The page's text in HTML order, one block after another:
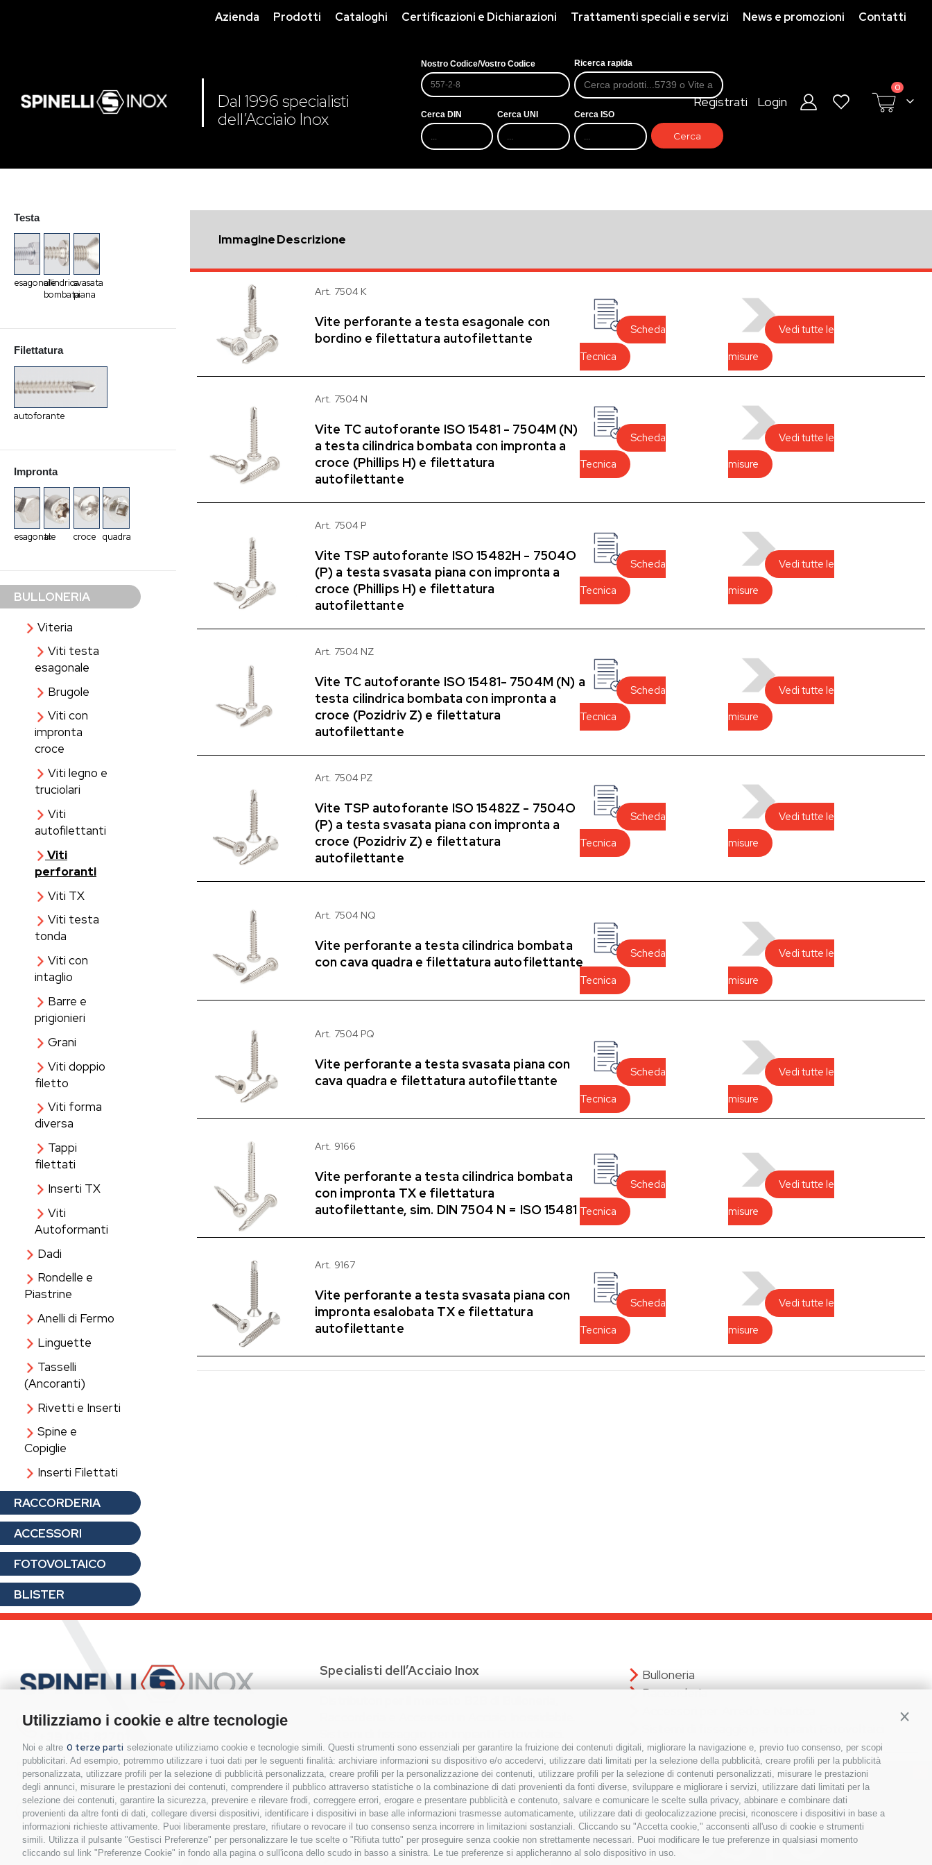
Utilizziamo i cookie e altre tecnologie
Noi e altre 0 terze parti selezionate utilizziamo cookie e tecnologie simili. Questi strumenti sono essenziali per garantire la fruizione dei contenuti digitali, migliorare la navigazione e, previo tuo consenso, per scopi
pubblicitari. Ad esempio, potremmo utilizzare i tuoi dati per le seguenti finalità: archiviare informazioni su dispositivo e/o accedervi, utilizzare dati limitati per la selezione della pubblicità, creare profili per la pubblicità
personalizzata, utilizzare profili per la selezione di pubblicità personalizzata, creare profili per la personalizzazione dei contenuti, utilizzare profili per la selezione di contenuti personalizzati, misurare le prestazioni
degli annunci, misurare le prestazioni dei contenuti, comprendere il pubblico attraverso statistiche o la combinazione di dati provenienti da fonti diverse, sviluppare e migliorare i servizi, utilizzare dati limitati per la
selezione dei contenuti, garantire la sicurezza, prevenire e rilevare frodi, correggere errori, erogare e presentare pubblicità e contenuto, salvare e comunicare le scelte sulla privacy, abbinare e combinare dati
provenienti da altre fonti di dati, collegare diversi dispositivi, identificare i dispositivi in base alle informazioni trasmesse automaticamente, utilizzare dati di geolocalizzazione precisi, riconoscere i dispositivi in base a
informazioni richieste attivamente. Puoi liberamente prestare, rifiutare o revocare il tuo consenso senza incorrere in limitazioni sostanziali. Cliccando su "Accetta cookie," acconsenti all'uso di cookie e strumenti
simili. Utilizza il pulsante "Gestisci Preferenze" per personalizzare le tue scelte o "Rifiuta tutto" per proseguire senza cookie non strettamente necessari. Puoi modificare le tue preferenze in qualsiasi momento
cliccando sul link "Preferenze Cookie" in fondo alla pagina o sull'icona dello scudo in basso a sinistra. Le tue preferenze si applicheranno al solo dispositivo in uso.
Azienda Prodotti Cataloghi Certificazioni e Dichiarazioni Trattamenti speciali e servizi News e promozioni Contatti
Dal 1996 specialisti
dell’Acciaio Inox
Nostro Codice/Vostro Codice Ricerca rapida
Cerca DIN Cerca UNI Cerca ISO
Registrati Login Cart
0prodotti
ImmagineDescrizione
Art. 7504 K
Vite perforante a testa esagonale con
bordino e filettatura autofilettante
Scheda
Tecnica
Vedi tutte le
misure
Art. 7504 N
Vite TC autoforante ISO 15481 - 7504M (N)
a testa cilindrica bombata con impronta a
croce (Phillips H) e filettatura
autofilettante
Scheda
Tecnica
Vedi tutte le
misure
Art. 7504 P
Vite TSP autoforante ISO 15482H - 7504O
(P) a testa svasata piana con impronta a
croce (Phillips H) e filettatura
autofilettante
Scheda
Tecnica
Vedi tutte le
misure
Art. 7504 NZ
Vite TC autoforante ISO 15481- 7504M (N) a
testa cilindrica bombata con impronta a
croce (Pozidriv Z) e filettatura
autofilettante
Scheda
Tecnica
Vedi tutte le
misure
Art. 7504 PZ
Vite TSP autoforante ISO 15482Z - 7504O
(P) a testa svasata piana con impronta a
croce (Pozidriv Z) e filettatura
autofilettante
Scheda
Tecnica
Vedi tutte le
misure
Art. 7504 NQ
Vite perforante a testa cilindrica bombata
con cava quadra e filettatura autofilettante
Scheda
Tecnica
Vedi tutte le
misure
Art. 7504 PQ
Vite perforante a testa svasata piana con
cava quadra e filettatura autofilettante
Scheda
Tecnica
Vedi tutte le
misure
Art. 9166
Vite perforante a testa cilindrica bombata
con impronta TX e filettatura
autofilettante, sim. DIN 7504 N = ISO 15481
Scheda
Tecnica
Vedi tutte le
misure
Art. 9167
Vite perforante a testa svasata piana con
impronta esalobata TX e filettatura
autofilettante
Scheda
Tecnica
Vedi tutte le
misure
Testa
esagonalecilindrica
bombata
svasata
piana
Filettatura
autoforante
Impronta
esagonale
tx croce quadra
BULLONERIA
Viteria
Viti testa
esagonale
Brugole
Viti con
impronta
croce
Viti legno e
truciolari
Viti
autofilettanti
Viti
perforanti
Viti TX
Viti testa
tonda
Viti con
intaglio
Barre e
prigionieri
Grani
Viti doppio
filetto
Viti forma
diversa
Tappi
filettati
Inserti TX
Viti
Autoformanti
Dadi
Rondelle e
Piastrine
Anelli di Fermo
Linguette
Tasselli
(Ancoranti)
Rivetti e Inserti
Spine e
Copiglie
Inserti Filettati
RACCORDERIA
ACCESSORI
FOTOVOLTAICO
BLISTER
Hai bisogno di contattarci?
Invia la tua richiesta via mail
info@spinelli-inox.it
Orari sede commerciale:
8.00 / 12.00
13.30 / 17.30
Specialisti dell’Acciaio Inox
Condizioni d’acquisto
Privacy Policy
Cookies
Compliance
Etichettatura Ambientale
FAQ
Bulloneria
Raccorderia
Iscriviti alla nostra newsletter!
S
i
g
n
ISCRIVITI